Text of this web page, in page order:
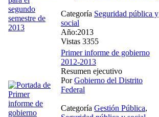
Categoría Seguridad pública y
social
Año:2013
Vistas 3355
Primer informe de gobierno
2012-2013
Resumen ejecutivo
PorGobierno del Distrito
Federal
Categoría Gestión Pública,